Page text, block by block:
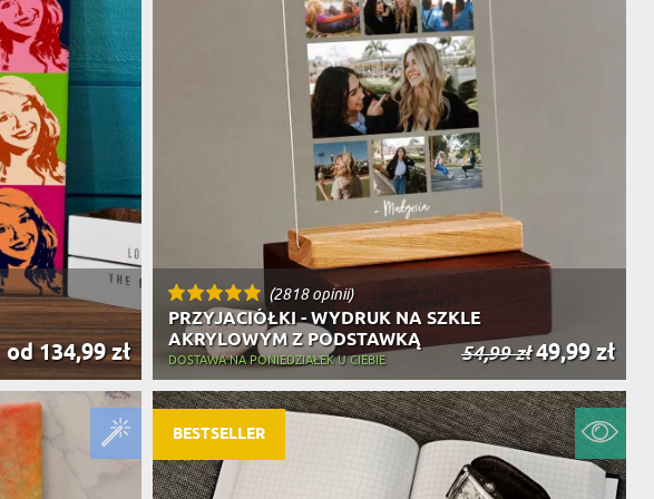
od 134,99 zł
(2818 opinii)
PRZYJACIÓŁKI - WYDRUK NA SZKLE
AKRYLOWYM Z PODSTAWKĄ
54,99 zł49,99 zł
DOSTAWA NA PONIEDZIAŁEK U CIEBIE
BESTSELLER